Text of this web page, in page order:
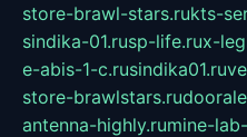
store-brawl-stars.rukts-
sindika-01.rusp-life.rux-
e-abis-1-c.rusindika01.ru
store-brawlstars.ru
antenna-highly.rumine-